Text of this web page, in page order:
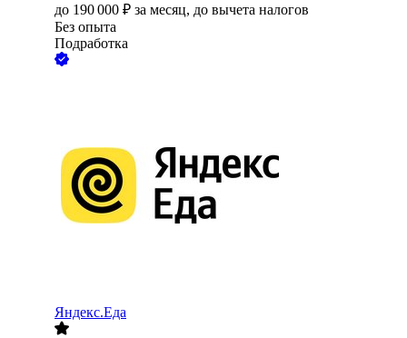
до 190 000 ₽ за месяц, до вычета налогов
Без опыта
Подработка
Яндекс.Еда